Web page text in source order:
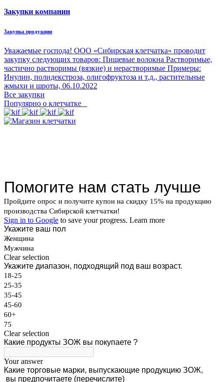
Закупки компании
Закупка продукции
Уважаемые господа! ООО «Сибирская клетчатка» проводит
закупку следующих товаров: Пищевые волокна Растворимые,
частично растворимы (вязкие) и нерастворимые Примеры:
Инулин, полидекстроза, олигофруктоза и т.д., растительные
жмыхи и шроты, 06.10.2022
Все закупки
Популярно о клетчатке